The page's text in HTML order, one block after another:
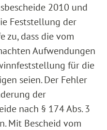
2010 und
Feststellung der
zu, dass die vom
Aufwendungen
für die
seien. Der Fehler
der
nach § 174 Abs. 3
Mit Bescheid vom